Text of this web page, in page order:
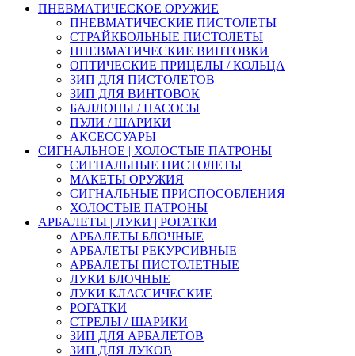
ПНЕВМАТИЧЕСКОЕ ОРУЖИЕ
ПНЕВМАТИЧЕСКИЕ ПИСТОЛЕТЫ
СТРАЙКБОЛЬНЫЕ ПИСТОЛЕТЫ
ПНЕВМАТИЧЕСКИЕ ВИНТОВКИ
ОПТИЧЕСКИЕ ПРИЦЕЛЫ / КОЛЬЦА
ЗИП ДЛЯ ПИСТОЛЕТОВ
ЗИП ДЛЯ ВИНТОВОК
БАЛЛОНЫ / НАСОСЫ
ПУЛИ / ШАРИКИ
АКСЕССУАРЫ
СИГНАЛЬНОЕ | ХОЛОСТЫЕ ПАТРОНЫ
СИГНАЛЬНЫЕ ПИСТОЛЕТЫ
МАКЕТЫ ОРУЖИЯ
СИГНАЛЬНЫЕ ПРИСПОСОБЛЕНИЯ
ХОЛОСТЫЕ ПАТРОНЫ
АРБАЛЕТЫ | ЛУКИ | РОГАТКИ
АРБАЛЕТЫ БЛОЧНЫЕ
АРБАЛЕТЫ РЕКУРСИВНЫЕ
АРБАЛЕТЫ ПИСТОЛЕТНЫЕ
ЛУКИ БЛОЧНЫЕ
ЛУКИ КЛАССИЧЕСКИЕ
РОГАТКИ
СТРЕЛЫ / ШАРИКИ
ЗИП ДЛЯ АРБАЛЕТОВ
ЗИП ДЛЯ ЛУКОВ